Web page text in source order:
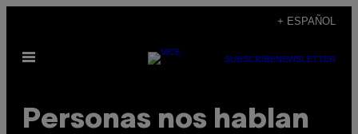
contenido
+ ESPAÑOL
Abrir
SUBSCRIBENEWSLETTER
Personas nos hablan